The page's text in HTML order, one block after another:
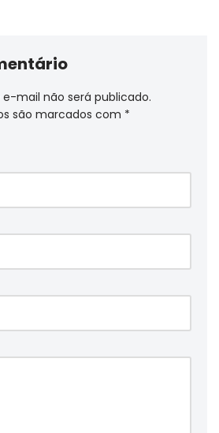
mail não será publicado.
são marcados com *